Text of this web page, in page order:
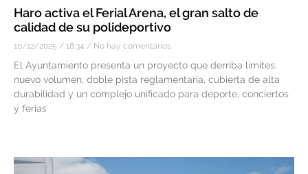
Haro activa el Ferial Arena, el gran salto de
calidad de su polideportivo
10/12/2025 18:34 No hay comentarios
El Ayuntamiento presenta un proyecto que derriba límites:
nuevo volumen, doble pista reglamentaria, cubierta de alta
durabilidad y un complejo unificado para deporte, conciertos
y ferias